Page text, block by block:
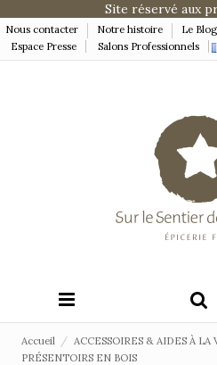
Site réservé aux
Nous contacter Notre histoire
Le
Espace Presse
Salons Professionnels
Accueil ACCESSOIRES & AIDES À LA
PRÉSENTOIRS EN BOIS